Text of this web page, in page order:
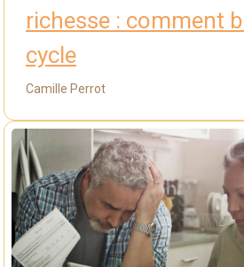
richesse : comment
cycle
Camille Perrot